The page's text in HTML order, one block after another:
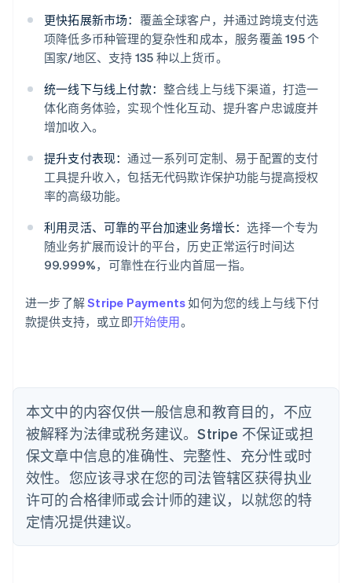
更快拓展新市场： 覆盖全球客户，并通过跨境支付选
项降低多币种管理的复杂性和成本，服务覆盖 195 个
国家/地区、支持 135 种以上货币。
统一线下与线上付款： 整合线上与线下渠道，打造一
体化商务体验，实现个性化互动、提升客户忠诚度并
增加收入。
提升支付表现：通过一系列可定制、易于配置的支付
工具提升收入，包括无代码欺诈保护功能与提高授权
率的高级功能。
利用灵活、可靠的平台加速业务增长：选择一个专为
随业务扩展而设计的平台，历史正常运行时间达
99.999%，可靠性在行业内首屈一指。
进一步了解Stripe Payments如何为您的线上与线下付
款提供支持，或立即开始使用。
本文中的内容仅供一般信息和教育目的，不应
被解释为法律或税务建议。Stripe 不保证或担
保文章中信息的准确性、完整性、充分性或时
效性。您应该寻求在您的司法管辖区获得执业
许可的合格律师或会计师的建议，以就您的特
定情况提供建议。
阿联酋
爱尔兰
English
爱沙尼亚
English
奥地利
DeutschEnglish
澳大利亚
English
PortuguêsEnglish
保加利亚
English
丹麦
English
德国
DeutschEnglish
法国
FrançaisEnglish
芬兰
EnglishSvenska